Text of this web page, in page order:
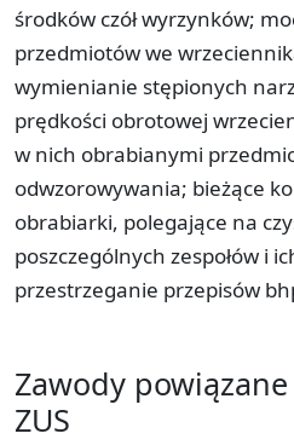
środków czół wyrzynków;
przedmiotów we
wymienianie stępionych
prędkości obrotowej
w nich obrabianymi
odwzorowywania; bieżące
obrabiarki, polegające na
poszczególnych zespołów i
przestrzeganie przepisów
Zawody
ZUS